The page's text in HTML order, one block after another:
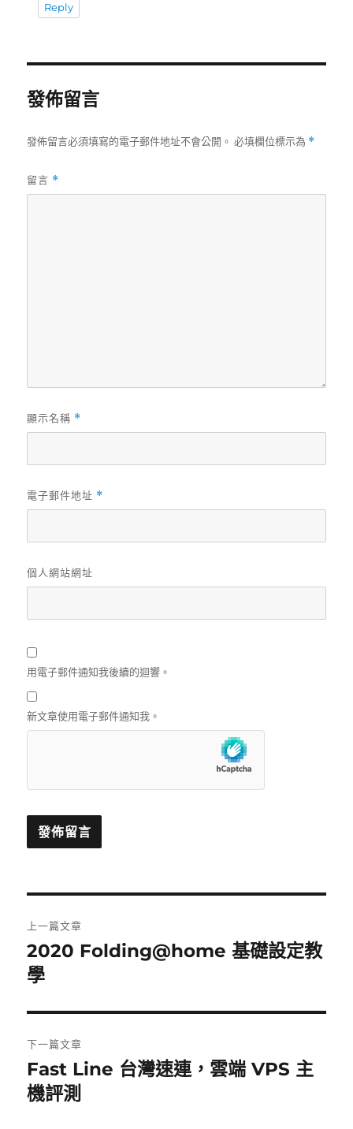
Reply
發佈留言
發佈留言必須填寫的電子郵件地址不會公開。 必填欄位標示為 *
留言 *
顯示名稱 *
電子郵件地址 *
個人網站網址
用電子郵件通知我後續的迴響。
新文章使用電子郵件通知我。
章
導
覽
上一篇文章
上
一
文
章:
2020 Folding@home 基礎設定教
學
下一篇文章
下
一
Fast Line 台灣速連，雲端 VPS 主
機評測